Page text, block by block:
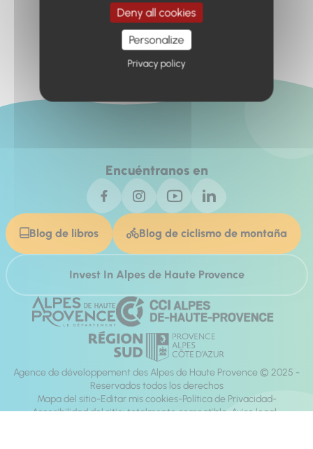
Retour à l'accueil
Encuéntranos en
Blog de libros Blog de ciclismo de montaña
Invest In Alpes de Haute Provence
Agence de développement des Alpes de Haute Provence © 2025 -
Reservados todos los derechos
Mapa del sitio Editar mis cookies Política de Privacidad
Accesibilidad del sitio: totalmente compatible Aviso legal
Deny all cookies
Personalize
Privacy policy